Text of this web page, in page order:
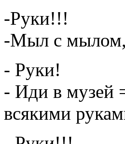
-Руки!!!
-Мыл с мылом,
- Руки!
- Иди в музей
всякими